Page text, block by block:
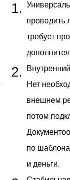
требует
Нет
внешнем
потом
по
и деньги.